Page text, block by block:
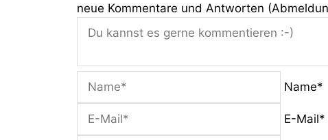
neue Kommentare und Antworten
Name*
E-Mail*